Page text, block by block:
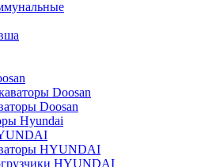
Doosan
Doosan
Hyundai
HYUNDAI
HYUNDAI